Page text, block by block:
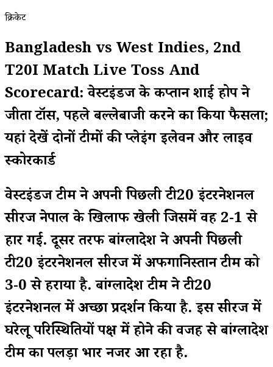
क्रिकेट
Bangladesh vs West Indies, 2nd
T20I Match Live Toss And
Scorecard: वेस्टइंडीज के कप्तान शाई होप ने
जीता टॉस, पहले बल्लेबाजी करने का किया फैसला;
यहां देखें दोनों टीमों की प्लेइंग इलेवन और लाइव
स्कोरकार्ड
वेस्टइंडीज टीम ने अपनी पिछली टी20 इंटरनेशनल
सीरीज नेपाल के खिलाफ खेली जिसमें वह 2-1 से
हार गई. दूसरी तरफ बांग्लादेश ने अपनी पिछली
टी20 इंटरनेशनल सीरीज में अफगानिस्तान टीम को
3-0 से हराया है. बांग्लादेश टीम ने टी20
इंटरनेशनल में अच्छा प्रदर्शन किया है. इस सीरीज में
घरेलू परिस्थितियों पक्ष में होने की वजह से बांग्लादेश
टीम का पलड़ा भारी नजर आ रहा है.